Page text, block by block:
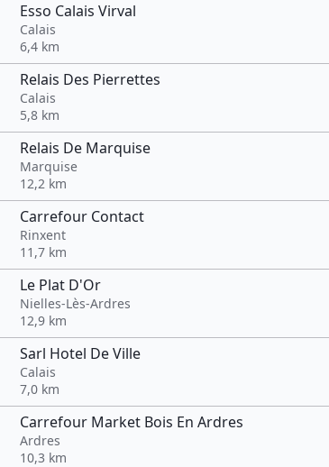
Esso Calais Virval
Calais
6,4 km
Relais Des Pierrettes
Calais
5,8 km
Relais De Marquise
Marquise
12,2 km
Carrefour Contact
Rinxent
11,7 km
Le Plat D'Or
Nielles-Lès-Ardres
12,9 km
Sarl Hotel De Ville
Calais
7,0 km
Carrefour Market Bois En Ardres
Ardres
10,3 km